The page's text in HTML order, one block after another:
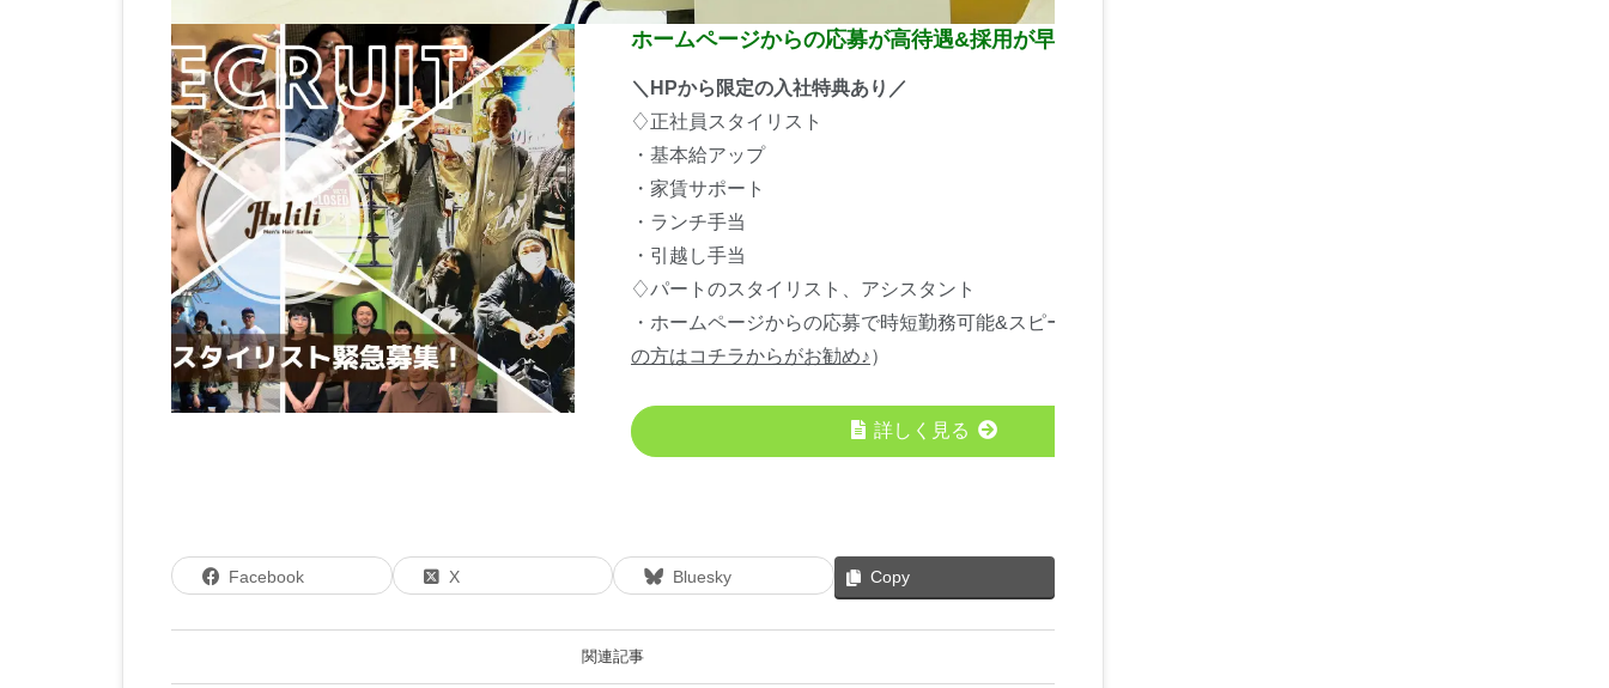
ホームページからの応募が高待遇&採用が早い☆
＼HPから限定の入社特典あり／
♢正社員スタイリスト
・基本給アップ
・家賃サポート
・ランチ手当
・引越し手当
♢パートのスタイリスト、アシスタント
・ホームページからの応募で時短勤務可能&スピード採用（
の方はコチラからがお勧め♪）
詳しく見る
Facebook X Bluesky Copy
関連記事